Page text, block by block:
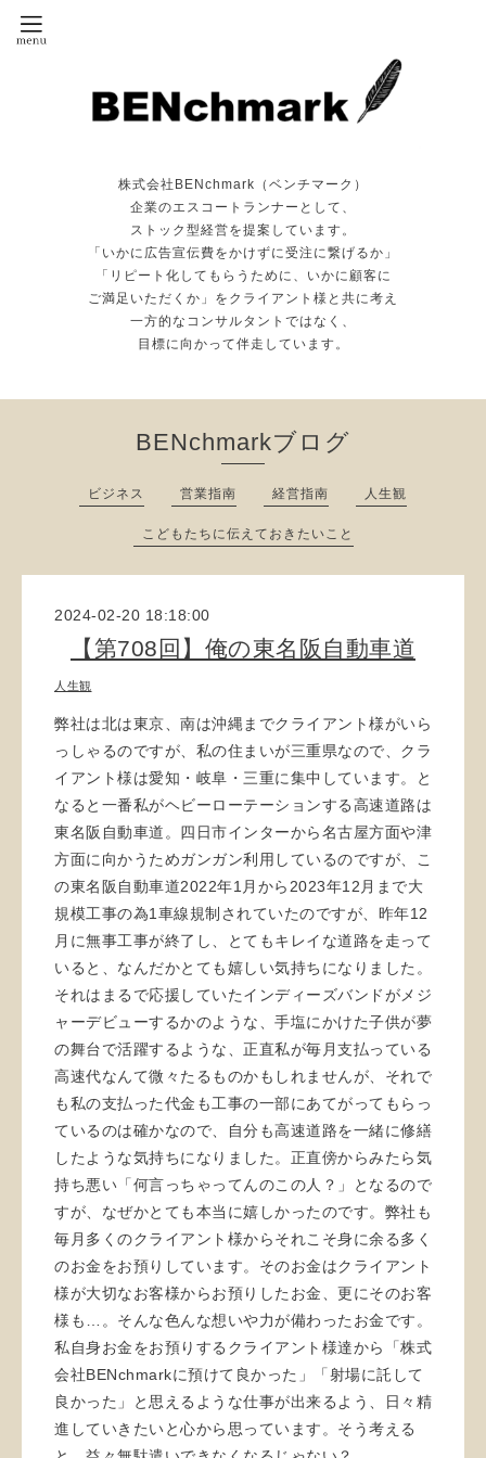
株式会社BENchmark（ベンチマーク）
企業のエスコートランナーとして、
ストック型経営を提案しています。
「いかに広告宣伝費をかけずに受注に繋げるか」
「リピート化してもらうために、いかに顧客に
ご満足いただくか」をクライアント様と共に考え
一方的なコンサルタントではなく、
目標に向かって伴走しています。
BENchmarkブログ
ビジネス 営業指南 経営指南 人生観
こどもたちに伝えておきたいこと
2024-02-20 18:18:00
【第708回】俺の東名阪自動車道
人生観
弊社は北は東京、南は沖縄までクライアント様がいら
っしゃるのですが、私の住まいが三重県なので、クラ
イアント様は愛知・岐阜・三重に集中しています。と
なると一番私がヘビーローテーションする高速道路は
東名阪自動車道。四日市インターから名古屋方面や津
方面に向かうためガンガン利用しているのですが、こ
の東名阪自動車道2022年1月から2023年12月まで大
規模工事の為1車線規制されていたのですが、昨年12
月に無事工事が終了し、とてもキレイな道路を走って
いると、なんだかとても嬉しい気持ちになりました。
それはまるで応援していたインディーズバンドがメジ
ャーデビューするかのような、手塩にかけた子供が夢
の舞台で活躍するような、正直私が毎月支払っている
高速代なんて微々たるものかもしれませんが、それで
も私の支払った代金も工事の一部にあてがってもらっ
ているのは確かなので、自分も高速道路を一緒に修繕
したような気持ちになりました。正直傍からみたら気
持ち悪い「何言っちゃってんのこの人？」となるので
すが、なぜかとても本当に嬉しかったのです。弊社も
毎月多くのクライアント様からそれこそ身に余る多く
のお金をお預りしています。そのお金はクライアント
様が大切なお客様からお預りしたお金、更にそのお客
様も…。そんな色んな想いや力が備わったお金です。
私自身お金をお預りするクライアント様達から「株式
会社BENchmarkに預けて良かった」「射場に託して
良かった」と思えるような仕事が出来るよう、日々精
進していきたいと心から思っています。そう考える